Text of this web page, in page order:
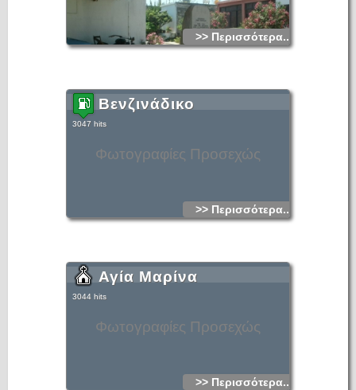
>> Περισσότερα...
Φωτογραφίες Προσεχώς
Βενζινάδικο
3047 hits
>> Περισσότερα...
Φωτογραφίες Προσεχώς
Αγία Μαρίνα
3044 hits
>> Περισσότερα...